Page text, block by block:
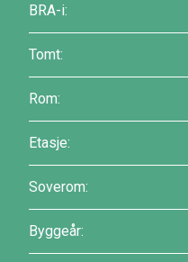
BRA-i:
Tomt:
Rom:
Etasje:
Soverom:
Byggeår: